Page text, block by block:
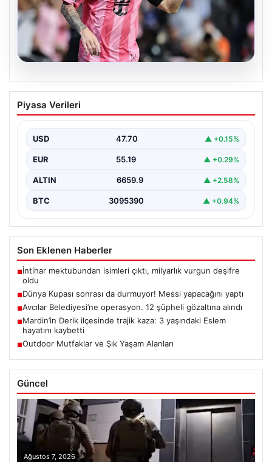
06.08.2026
Dünya Kupası sonrası da durmuyor!
Messi yapacağını yaptı
Piyasa Verileri
USD 47.70 ▲ +0.15%
EUR 55.19 ▲ +0.29%
ALTIN 6659.9 ▲ +2.58%
BTC 3095390 ▲ +0.94%
Son Eklenen Haberler
■İntihar mektubundan isimleri çıktı, milyarlık vurgun deşifre
oldu
■Dünya Kupası sonrası da durmuyor! Messi yapacağını yaptı
■Avcılar Belediyesi’ne operasyon. 12 şüpheli gözaltına alındı
■Mardin’in Derik ilçesinde trajik kaza: 3 yaşındaki Eslem
hayatını kaybetti
■Outdoor Mutfaklar ve Şık Yaşam Alanları
Güncel
Ağustos 7, 2026